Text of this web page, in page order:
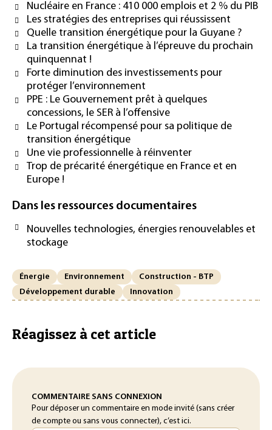
Nucléaire en France : 410 000 emplois et 2 % du PIB
Les stratégies des entreprises qui réussissent
Quelle transition énergétique pour la Guyane ?
La transition énergétique à l’épreuve du prochain
quinquennat !
Forte diminution des investissements pour
protéger l’environnement
PPE : Le Gouvernement prêt à quelques
concessions, le SER à l’offensive
Le Portugal récompensé pour sa politique de
transition énergétique
Une vie professionnelle à réinventer
Trop de précarité énergétique en France et en
Europe !
Dans les ressources documentaires
Nouvelles technologies, énergies renouvelables et
stockage
Énergie Environnement
Construction - BTP
Développement durable
Innovation
Réagissez à cet article
COMMENTAIRE SANS CONNEXION
Pour déposer un commentaire en mode invité (sans créer
de compte ou sans vous connecter), c’est ici.